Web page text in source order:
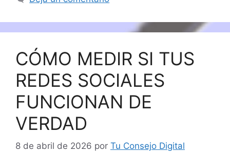
CÓMO MEDIR SI TUS
REDES SOCIALES
FUNCIONAN DE
VERDAD
8 de abril de 2026 por Tu Consejo Digital